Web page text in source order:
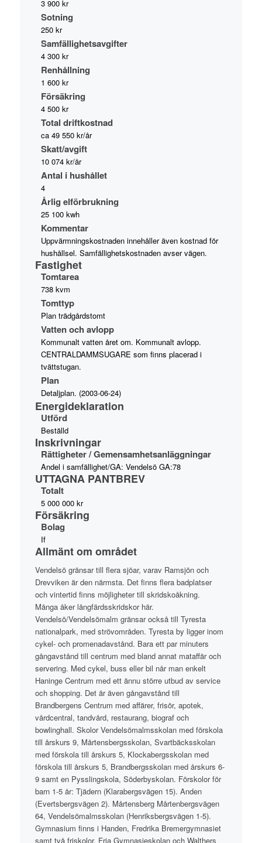
3 900 kr
Sotning
250 kr
Samfällighetsavgifter
4 300 kr
Renhållning
1 600 kr
Försäkring
4 500 kr
Total driftkostnad
ca 49 550 kr/år
Skatt/avgift
10 074 kr/år
Antal i hushållet
4
Årlig elförbrukning
25 100 kwh
Kommentar
Uppvärmningskostnaden innehåller även kostnad för
hushållsel. Samfällighetskostnaden avser vägen.
Fastighet
Tomtarea
738 kvm
Tomttyp
Plan trädgårdstomt
Vatten och avlopp
Kommunalt vatten året om. Kommunalt avlopp.
CENTRALDAMMSUGARE som finns placerad i
tvättstugan.
Plan
Detaljplan. (2003-06-24)
Energideklaration
Utförd
Beställd
Inskrivningar
Rättigheter / Gemensamhetsanläggningar
Andel i samfällighet/GA: Vendelsö GA:78
UTTAGNA PANTBREV
Totalt
5 000 000 kr
Försäkring
Bolag
If
Allmänt om området
Vendelsö gränsar till flera sjöar, varav Ramsjön och
Drevviken är den närmsta. Det finns flera badplatser
och vintertid finns möjligheter till skridskoåkning.
Många åker långfärdsskridskor här.
Vendelsö/Vendelsömalm gränsar också till Tyresta
nationalpark, med strövområden. Tyresta by ligger inom
cykel- och promenadavstånd. Bara ett par minuters
gångavstånd till centrum med bland annat mataffär och
servering. Med cykel, buss eller bil når man enkelt
Haninge Centrum med ett ännu större utbud av service
och shopping. Det är även gångavstånd till
Brandbergens Centrum med affärer, frisör, apotek,
vårdcentral, tandvård, restaurang, biograf och
bowlinghall. Skolor Vendelsömalmsskolan med förskola
till årskurs 9, Mårtensbergsskolan, Svartbäcksskolan
med förskola till årskurs 5, Klockabergsskolan med
förskola till årskurs 5, Brandbergsskolan med årskurs 6-
9 samt en Pysslingskola, Söderbyskolan. Förskolor för
barn 1-5 år: Tjädern (Klarabergsvägen 15). Anden
(Evertsbergsvägen 2). Mårtensberg Mårtenbergsvägen
64, Vendelsömalmsskolan (Henriksbergsvägen 1-5).
Gymnasium finns i Handen, Fredrika Bremergymnasiet
samt två friskolor. Fria Gymnasieskolan och Walthers